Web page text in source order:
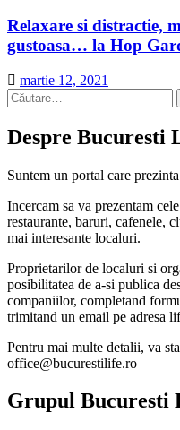
Relaxare si distractie,
gustoasa… la Hop
martie 12, 2021
Caută
după:
Despre Bucuresti
Suntem un portal care
Incercam sa va prezentam
restaurante, baruri, cafenele,
mai interesante localuri.
Proprietarilor de localuri si
posibilitatea de a-si publica
companiilor, completand
trimitand un email pe adresa
Pentru mai multe detalii, va
office@bucurestilife.ro
Grupul Bucuresti